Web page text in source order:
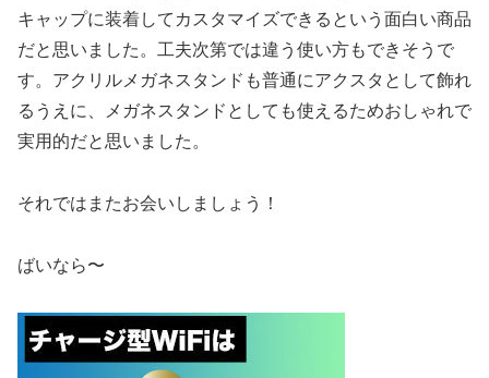
キャップに装着してカスタマイズできるという面白い商品
だと思いました。工夫次第では違う使い方もできそうで
す。アクリルメガネスタンドも普通にアクスタとして飾れ
るうえに、メガネスタンドとしても使えるためおしゃれで
実用的だと思いました。
それではまたお会いしましょう！
ばいなら〜